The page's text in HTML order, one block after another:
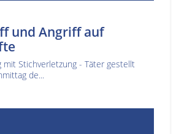
und Angriff auf
mit Stichverletzung - Täter gestellt
de...